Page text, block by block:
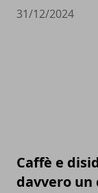
31/12/2024
Caffè e
davvero